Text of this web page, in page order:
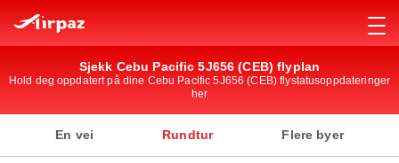
Sjekk Cebu Pacific 5J656 (CEB) flyplan
Hold deg oppdatert på dine Cebu Pacific 5J656 (CEB) flystatusoppdateringer
her
En vei Rundtur Flere byer